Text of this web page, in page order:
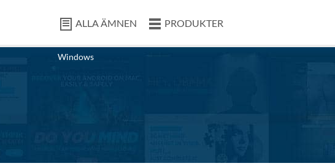
ALLA ÄMNEN PRODUKTER
Windows